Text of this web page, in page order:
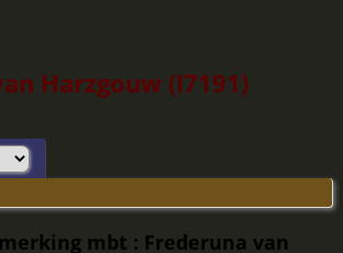
Harzgouw (I7191)
mbt : Frederuna van